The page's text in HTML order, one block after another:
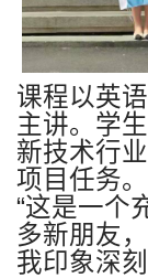
课程以英
主讲。学
新技术行
项目任务。
“这是一个
多新朋友
我印象深刻